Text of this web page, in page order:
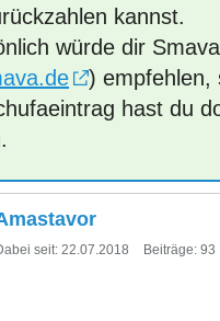
kannst.
würde dir Smava
) empfehlen,
hast du
seit: 22.07.2018 Beiträge: 93